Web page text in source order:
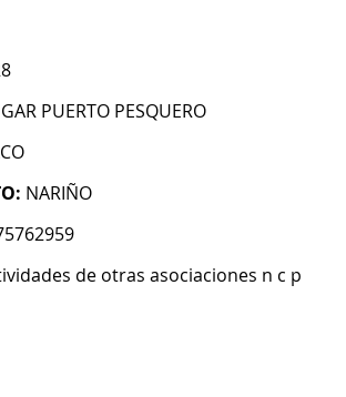
PUERTO PESQUERO
NARIÑO
de otras asociaciones n c p